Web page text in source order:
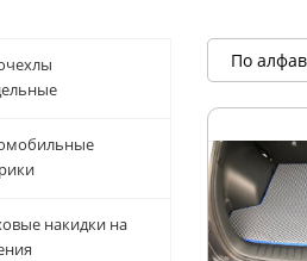
накидки на
По